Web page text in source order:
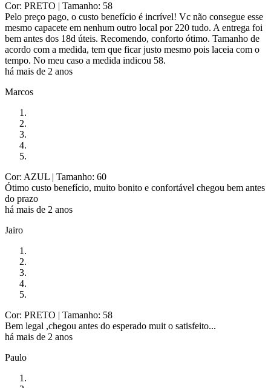
Cor: PRETO | Tamanho: 58
Pelo preço pago, o custo benefício é incrível! Vc não consegue esse
mesmo capacete em nenhum outro local por 220 tudo. A entrega foi
bem antes dos 18d úteis. Recomendo, conforto ótimo. Tamanho de
acordo com a medida, tem que ficar justo mesmo pois laceia com o
tempo. No meu caso a medida indicou 58.
há mais de 2 anos
Marcos
Cor: AZUL | Tamanho: 60
Ótimo custo benefício, muito bonito e confortável chegou bem antes
do prazo
há mais de 2 anos
Jairo
Cor: PRETO | Tamanho: 58
Bem legal ,chegou antes do esperado muit o satisfeito...
há mais de 2 anos
Paulo